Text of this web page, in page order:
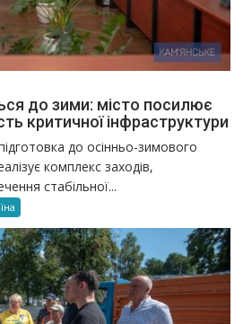
до зими: місто посилює
критичної інфраструктури
до осінньо-зимового
комплекс заходів,
стабільної...